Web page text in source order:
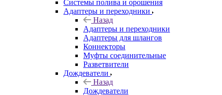
Системы полива и орошения
Адаптеры и переходники
Назад
Адаптеры и переходники
Адаптеры для шлангов
Коннекторы
Муфты соединительные
Разветвители
Дождеватели
Назад
Дождеватели